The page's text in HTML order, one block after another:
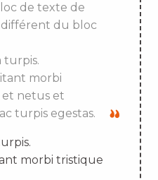
de texte de
différent du bloc
turpis.
morbi
netus et
turpis egestas.
morbi tristique